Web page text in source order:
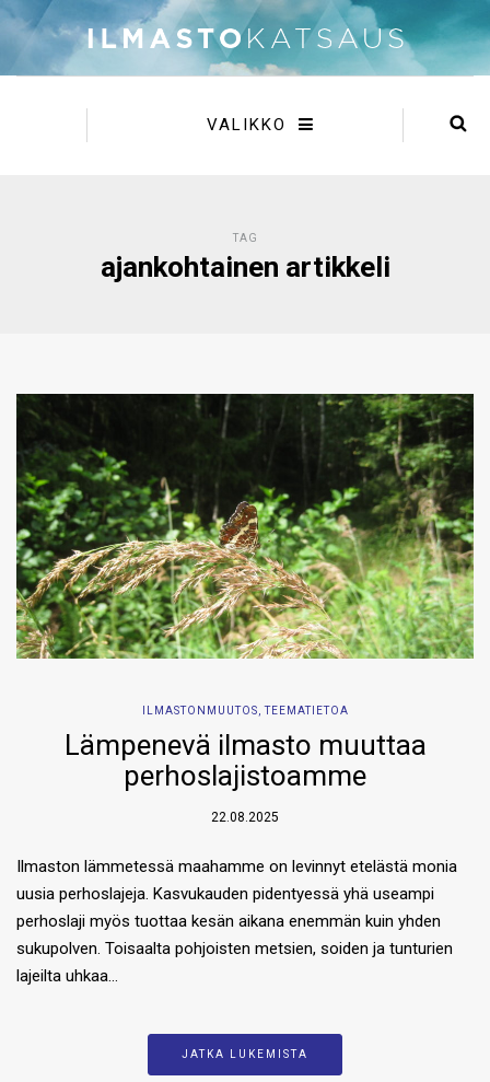
VALIKKO
TAG
ajankohtainen artikkeli
ILMASTONMUUTOS,TEEMATIETOA
Lämpenevä ilmasto muuttaa
perhoslajistoamme
22.08.2025
Ilmaston lämmetessä maahamme on levinnyt etelästä monia
uusia perhoslajeja. Kasvukauden pidentyessä yhä useampi
perhoslaji myös tuottaa kesän aikana enemmän kuin yhden
sukupolven. Toisaalta pohjoisten metsien, soiden ja tunturien
lajeilta uhkaa…
JATKA LUKEMISTA